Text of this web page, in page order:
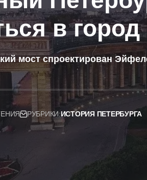
в
мост спроектирован
РУБРИКИ:ИСТОРИЯ ПЕТЕРБУРГА